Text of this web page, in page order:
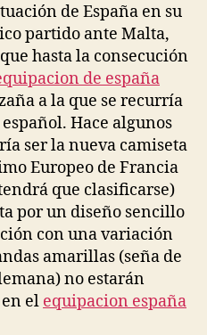
de España en su
partido ante Malta,
hasta la consecución
de españa
a la que se recurría
Hace algunos
ser la nueva camiseta
Europeo de Francia
que clasificarse)
por un diseño sencillo
con una variación
amarillas (seña de
no estarán
el equipacion españa